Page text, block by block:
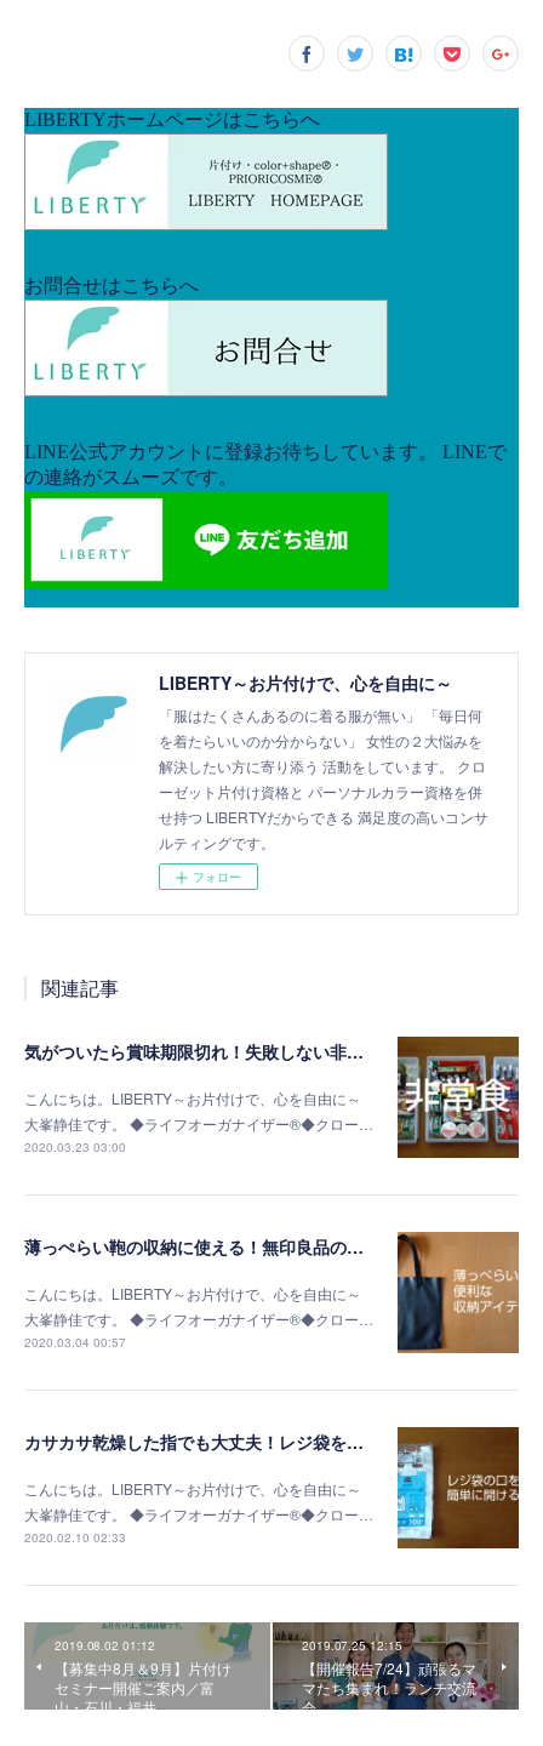
LIBERTY～お片付けで、心を自由に～
「服はたくさんあるのに着る服が無い」 「毎日何
を着たらいいのか分からない」 女性の２大悩みを
解決したい方に寄り添う 活動をしています。 クロ
ーゼット片付け資格と パーソナルカラー資格を併
せ持つ LIBERTYだからできる 満足度の高いコンサ
ルティングです。
フォロー
関連記事
気がついたら賞味期限切れ！失敗しない非常食の選び方
こんにちは。LIBERTY～お片付けで、心を自由に～
大峯静佳です。 ◆ライフオーガナイザー®◆クロー…
2020.03.23 03:00
薄っぺらい鞄の収納に使える！無印良品の書類ケース
こんにちは。LIBERTY～お片付けで、心を自由に～
大峯静佳です。 ◆ライフオーガナイザー®◆クロー…
2020.03.04 00:57
カサカサ乾燥した指でも大丈夫！レジ袋を簡単に開く方法
こんにちは。LIBERTY～お片付けで、心を自由に～
大峯静佳です。 ◆ライフオーガナイザー®◆クロー…
2020.02.10 02:33
2019.08.02 01:12
【募集中8月＆9月】片付け
セミナー開催ご案内／富
山・石川・福井
2019.07.25 12:15
【開催報告7/24】頑張るマ
マたち集まれ！ランチ交流
会